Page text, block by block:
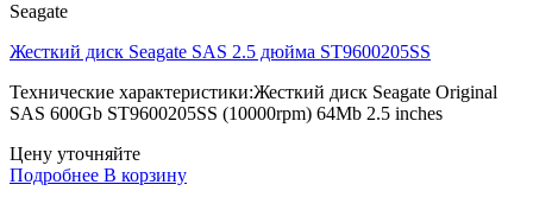
Seagate
Жесткий диск Seagate SAS 2.5 дюйма ST9600205SS
Технические характеристики:Жесткий диск Seagate Original
SAS 600Gb ST9600205SS (10000rpm) 64Mb 2.5 inches
Цену уточняйте
Подробнее В корзину